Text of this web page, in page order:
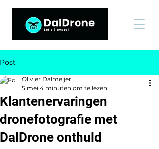
Post
Klantenervaringen
dronefotografie met
DalDrone onthuld
Olivier Dalmeijer
5 mei 4 minuten om te lezen